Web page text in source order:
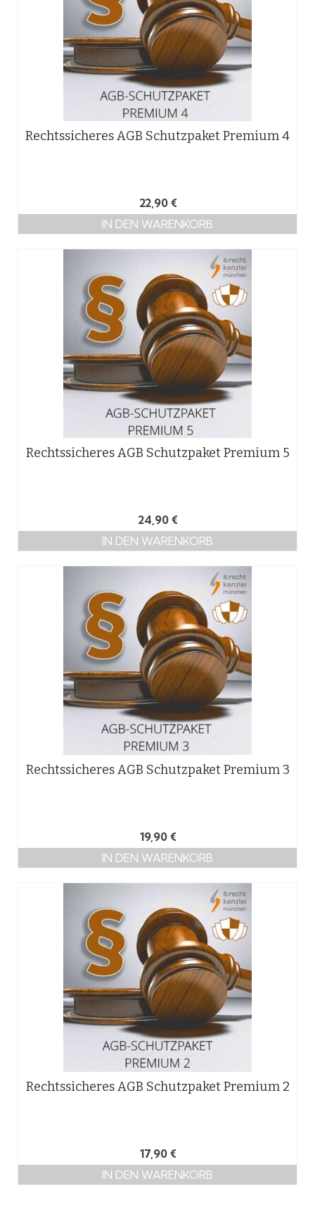
Rechtssicheres AGB Schutzpaket Premium 4
22,90 €
IN DEN WARENKORB
Rechtssicheres AGB Schutzpaket Premium 5
24,90 €
IN DEN WARENKORB
Rechtssicheres AGB Schutzpaket Premium 3
19,90 €
IN DEN WARENKORB
Rechtssicheres AGB Schutzpaket Premium 2
17,90 €
IN DEN WARENKORB